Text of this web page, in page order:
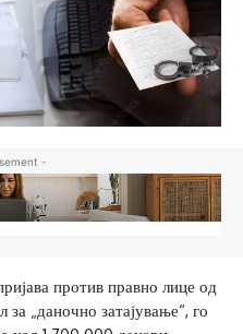
-
против правно лице од
„даночно затајување“, го